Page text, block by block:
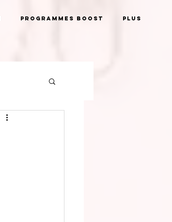
Programmes BOOST Plus